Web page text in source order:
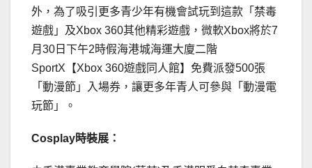
外，為了吸引更多青少年有機會試玩到這款「禁毒
遊戲」及Xbox 360其他精彩遊戲，微軟Xbox將於7
月30日下午2時假海港城海運大廈二階
SportX【Xbox 360遊戲同人館】免費派發500張
「動漫節」入場券，讓更多年青人可參與「動漫電
玩節」。
Cosplay時裝展：